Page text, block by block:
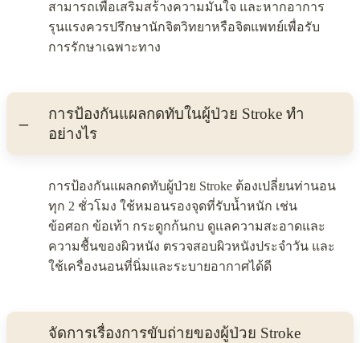
สามารถเพื่อเสริมสร้างความมั่นใจ และหากอาการ
รุนแรงควรปรึกษานักจิตวิทยาหรือจิตแพทย์เพื่อรับ
การรักษาเฉพาะทาง
การป้องกันแผลกดทับในผู้ป่วย Stroke ทำ
อย่างไร
การป้องกันแผลกดทับผู้ป่วย Stroke ต้องเปลี่ยนท่านอน
ทุก 2 ชั่วโมง ใช้หมอนรองจุดที่รับน้ำหนัก เช่น
ข้อศอก ข้อเท้า กระดูกก้นกบ ดูแลความสะอาดและ
ความชื้นของผิวหนัง ตรวจสอบผิวหนังประจำวัน และ
ใช้เครื่องนอนที่นิ่มและระบายอากาศได้ดี
จัดการเรื่องการขับถ่ายของผู้ป่วย Stroke